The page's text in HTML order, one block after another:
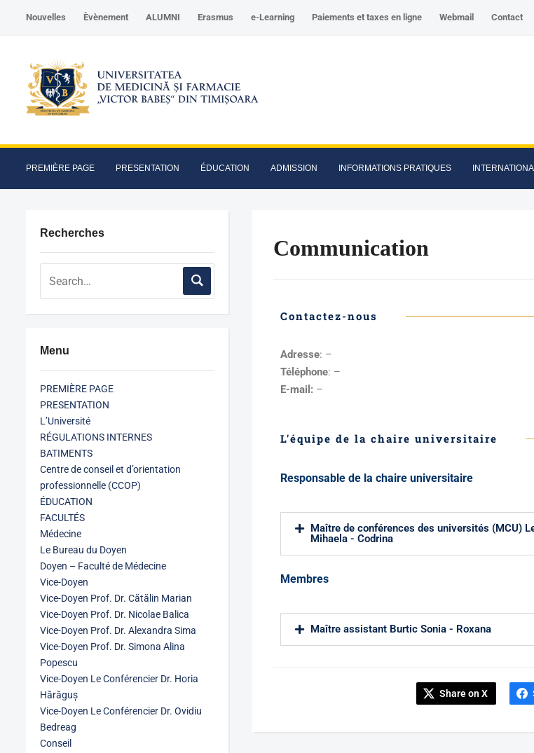
Nouvelles Èvènement ALUMNI Erasmus e-Learning Paiements et taxes en ligne Webmail Contact
PREMIÈRE PAGE PRESENTATION ÉDUCATION ADMISSION INFORMATIONS PRATIQUES
Recherches
Menu
PREMIÈRE PAGE
PRESENTATION
L’Université
RÉGULATIONS INTERNES
BATIMENTS
Centre de conseil et d’orientation
professionnelle (CCOP)
ÉDUCATION
FACULTÉS
Médecine
Le Bureau du Doyen
Doyen – Faculté de Médecine
Vice-Doyen
Vice-Doyen Prof. Dr. Cătălin Marian
Vice-Doyen Prof. Dr. Nicolae Balica
Vice-Doyen Prof. Dr. Alexandra Sima
Vice-Doyen Prof. Dr. Simona Alina
Popescu
Vice-Doyen Le Conférencier Dr. Horia
Hărăguș
Vice-Doyen Le Conférencier Dr. Ovidiu
Bedreag
Conseil
Communication
Contactez-nous
Adresse: –
Téléphone: –
E-mail: –
L'équipe de la chaire universitaire
Responsable de la chaire universitaire
Maître de conférences des universités (MCU)
Mihaela - Codrina
Membres
Maître assistant Burtic Sonia - Roxana
Share on X